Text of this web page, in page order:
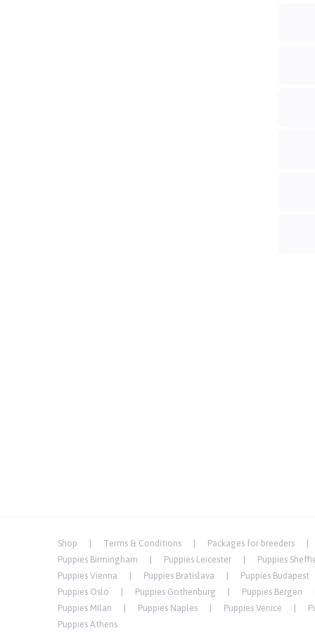
Shop Terms & Conditions
Packages for breeders
Puppies Birmingham
Puppies Leicester
Puppies
Puppies Vienna
Puppies Bratislava
Puppies Budapest
Puppies Oslo
Puppies Gothenburg
Puppies Bergen
Puppies Milan
Puppies Naples Puppies Venice
Puppies Athens